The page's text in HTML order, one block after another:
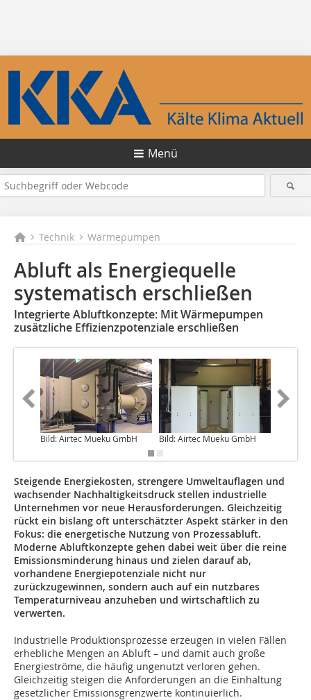
Menü
Technik Wärmepumpen
Abluft als Energiequelle
systematisch erschließen
Integrierte Abluftkonzepte: Mit Wärmepumpen
zusätzliche Effizienzpotenziale erschließen
Bild: Airtec Mueku GmbH Bild: Airtec Mueku GmbH
Steigende Energiekosten, strengere Umweltauflagen und
wachsender Nachhaltigkeitsdruck stellen industrielle
Unternehmen vor neue Herausforderungen. Gleichzeitig
rückt ein bislang oft unterschätzter Aspekt stärker in den
Fokus: die energetische Nutzung von Prozessabluft.
Moderne Abluftkonzepte gehen dabei weit über die reine
Emissionsminderung hinaus und zielen da­rauf ab,
vorhandene Energiepotenziale nicht nur
zurückzugewinnen, sondern auch auf ein nutzbares
Temperaturniveau anzuheben und wirtschaftlich zu
verwerten.
Industrielle Produktionsprozesse erzeugen in vielen Fällen
erhebliche Mengen an Abluft – und damit auch große
Energieströme, die häufig ungenutzt verloren gehen.
Gleichzeitig steigen die Anforderungen an die Einhaltung
gesetzlicher Emissionsgrenzwerte kontinuierlich.